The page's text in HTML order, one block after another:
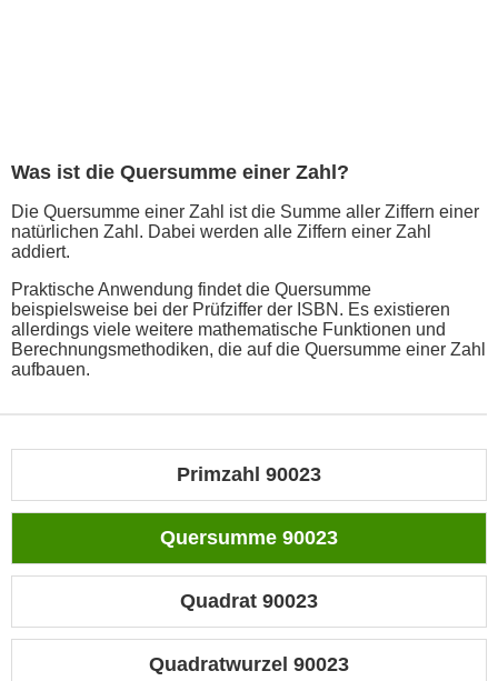
Was ist die Quersumme einer Zahl?
Die Quersumme einer Zahl ist die Summe aller Ziffern einer
natürlichen Zahl. Dabei werden alle Ziffern einer Zahl
addiert.
Praktische Anwendung findet die Quersumme
beispielsweise bei der Prüfziffer der ISBN. Es existieren
allerdings viele weitere mathematische Funktionen und
Berechnungsmethodiken, die auf die Quersumme einer Zahl
aufbauen.
Primzahl 90023
Quersumme 90023
Quadrat 90023
Quadratwurzel 90023